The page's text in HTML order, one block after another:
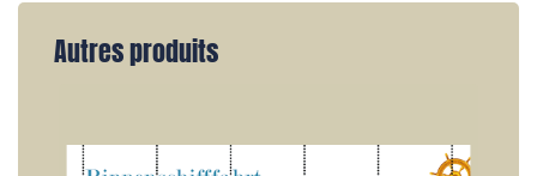
Autres produits